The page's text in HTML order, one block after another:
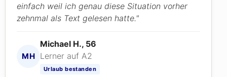
einfach weil ich genau diese Situation vorher
zehnmal als Text gelesen hatte."
MH
Michael H., 56
Lerner auf A2
Urlaub bestanden